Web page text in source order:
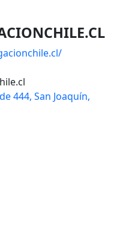
444, San Joaquín,